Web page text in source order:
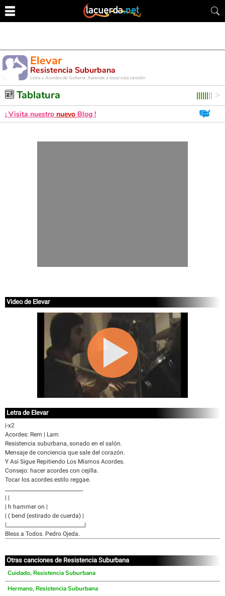
Elevar
Resistencia Suburbana
Letra y Acordes de Guitarra. Aprende a tocar esta canción
Tablatura
¡ Visita nuestro nuevo Blog !
Video de Elevar
Letra de Elevar
|-x2
Acordes: Rem | Lam
Resistencia suburbana, sonado en el salón.
Mensaje de conciencia que sale del corazón.
Y Así Sigue Repitiendo Los Mismos Acordes.
Consejo: hacer acordes con cejilla.
Tocar los acordes estilo reggae.
| |
| h hammer on |
| ( bend (estirado de cuerda) |
|_______________________________|
Bless a Todos. Pedro Ojeda.
Otras canciones de Resistencia Suburbana
Cuidado, Resistencia Suburbana
Hermano, Resistencia Suburbana